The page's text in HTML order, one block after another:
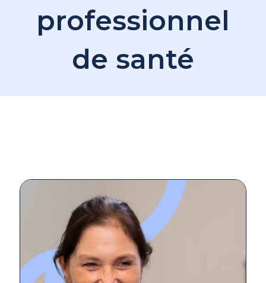
professionnel
de santé